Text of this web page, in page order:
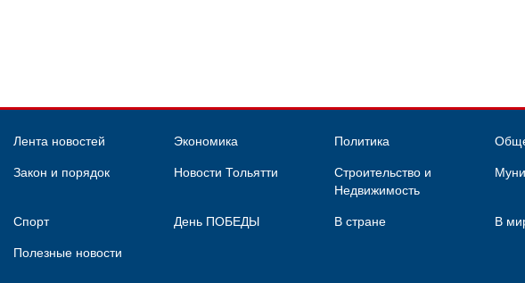
Лента новостей Экономика Политика
Закон и порядок Новости Тольятти
Строительство и
Недвижимость
Спорт День ПОБЕДЫ В стране В
Полезные новости